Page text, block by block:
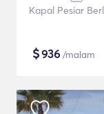
Kapal Pesiar
$936 /malam